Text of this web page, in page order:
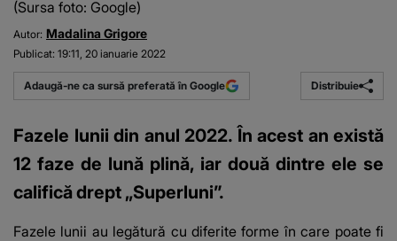
(Sursa foto: Google)
Autor: Madalina Grigore
Publicat: 19:11, 20 ianuarie 2022
Adaugă-ne ca sursă preferată în Google Distribuie
Fazele lunii din anul 2022. În acest an există
12 faze de lună plină, iar două dintre ele se
califică drept „Superluni”.
Fazele lunii au legătură cu diferite forme în care poate fi